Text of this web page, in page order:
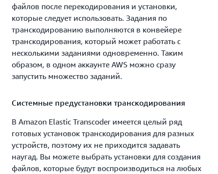
Amazon Elastic Transcoder доступен через Консоль
управления AWS, сервисный API и пакеты SDK, что
позволяет интегрировать перекодирование в
собственные приложения и сервисы.
Порядок работы с Amazon Elastic Transcoder.
материалов, класс хранилища, а также роль AWS
Identity and Access Management (IAM), которую
сервис будет использовать для доступа к файлам.
Создайте задание по перекодированию,
определив входной и итоговый файл, а также
установки перекодирования. При этом можно
файлов после перекодирования и установки,
которые следует использовать. Задания по
транскодированию выполняются в конвейере
транскодирования, который может работать с
несколькими заданиями одновременно. Таким
образом, в одном аккаунте AWS можно сразу
запустить множество заданий.
Системные предустановки транскодирования
В Amazon Elastic Transcoder имеется целый ряд
готовых установок транскодирования для разных
устройств, поэтому их не приходится задавать
наугад. Вы можете выбрать установки для создания
файлов, которые будут воспроизводиться на любых